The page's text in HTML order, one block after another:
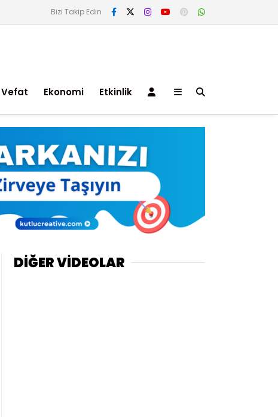
Bizi Takip Edin
Vefat Ekonomi Etkinlik
DİĞER VİDEOLAR